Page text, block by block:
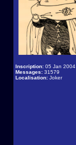
Inscription: 05 Jan 2004
Messages: 31579
Localisation: Joker